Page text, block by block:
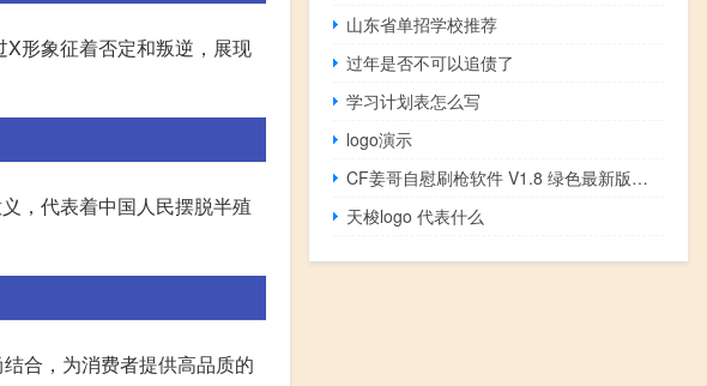
X形象征着否定和叛逆，展现
，代表着中国人民摆脱半殖
合，为消费者提供高品质的
山东省单招学校推荐
过年是否不可以追债了
学习计划表怎么写
logo演示
CF姜哥自慰刷枪软件 V1.8 绿色最新版（CF姜哥自慰刷枪软件 V1.8 绿色最新版功能简介）
天梭logo 代表什么